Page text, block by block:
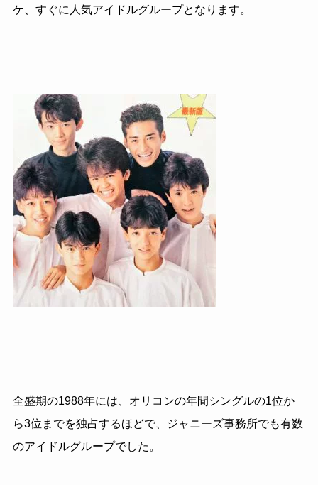
ケ、すぐに人気アイドルグループとなります。
全盛期の1988年には、オリコンの年間シングルの1位か
ら3位までを独占するほどで、ジャニーズ事務所でも有数
のアイドルグループでした。